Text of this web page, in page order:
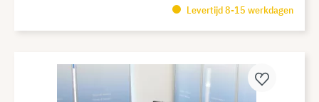
Levertijd 8-15 werkdagen